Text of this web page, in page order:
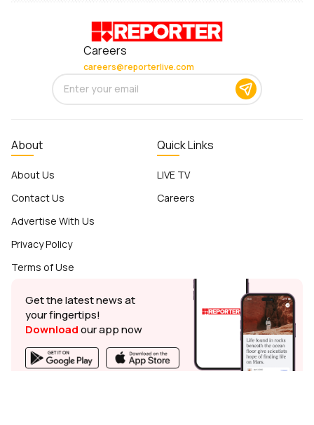
Careers
careers@reporterlive.com
About
About Us
Contact Us
Advertise With Us
Privacy Policy
Terms of Use
Quick Links
LIVE TV
Careers
Get the latest news at
your fingertips!
Downloadour app now